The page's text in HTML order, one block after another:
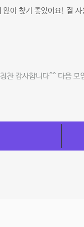
않아 찾기 좋았어요! 잘
찬 감사합니다^^ 다음 모